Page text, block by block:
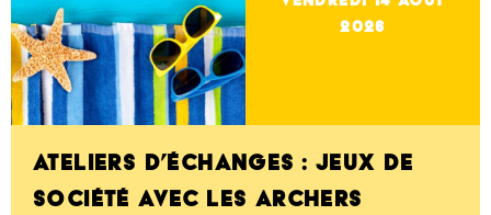
2026
ATELIERS D’ÉCHANGES : JEUX DE
SOCIÉTÉ AVEC LES ARCHERS